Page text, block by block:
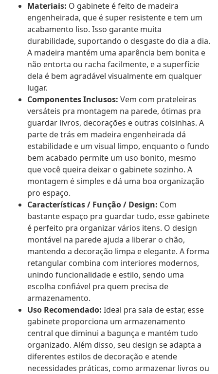
Materiais: O gabinete é feito de madeira
engenheirada, que é super resistente e tem um
acabamento liso. Isso garante muita
durabilidade, suportando o desgaste do dia a dia.
A madeira mantém uma aparência bem bonita e
não entorta ou racha facilmente, e a superfície
dela é bem agradável visualmente em qualquer
lugar.
Componentes Inclusos: Vem com prateleiras
versáteis pra montagem na parede, ótimas pra
guardar livros, decorações e outras coisinhas. A
parte de trás em madeira engenheirada dá
estabilidade e um visual limpo, enquanto o fundo
bem acabado permite um uso bonito, mesmo
que você queira deixar o gabinete sozinho. A
montagem é simples e dá uma boa organização
pro espaço.
Características / Função / Design: Com
bastante espaço pra guardar tudo, esse gabinete
é perfeito pra organizar vários itens. O design
montável na parede ajuda a liberar o chão,
mantendo a decoração limpa e elegante. A forma
retangular combina com interiores modernos,
unindo funcionalidade e estilo, sendo uma
escolha confiável pra quem precisa de
armazenamento.
Uso Recomendado: Ideal pra sala de estar, esse
gabinete proporciona um armazenamento
central que diminui a bagunça e mantém tudo
organizado. Além disso, seu design se adapta a
diferentes estilos de decoração e atende
necessidades práticas, como armazenar livros ou